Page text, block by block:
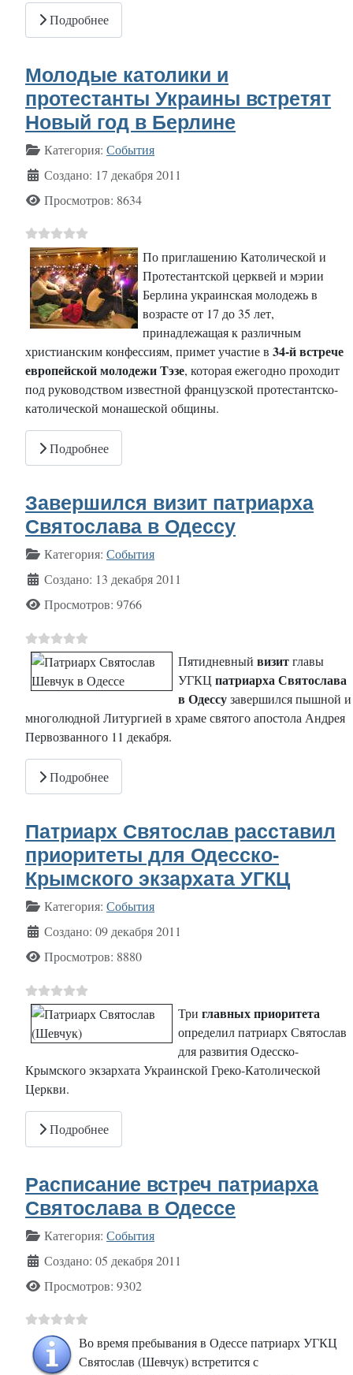
Подробнее
Молодые католики и
протестанты Украины встретят
Новый год в Берлине
Информация о материале
Категория: События
Создано: 17 декабря 2011
Просмотров: 8634
По приглашению Католической и
Протестантской церквей и мэрии
Берлина украинская молодежь в
возрасте от 17 до 35 лет,
принадлежащая к различным
христианским конфессиям, примет участие в 34-й встрече
европейской молодежи Тэзе, которая ежегодно проходит
под руководством известной французской протестантско-
католической монашеской общины.
Подробнее
Завершился визит патриарха
Святослава в Одессу
Информация о материале
Категория: События
Создано: 13 декабря 2011
Просмотров: 9766
Пятидневный визитглавы
УГКЦ патриарха Святослава
в Одессузавершился пышной и
многолюдной Литургией в храме святого апостола Андрея
Первозванного 11 декабря.
Подробнее
Патриарх Святослав расставил
приоритеты для Одесско-
Крымского экзархата УГКЦ
Информация о материале
Категория: События
Создано: 09 декабря 2011
Просмотров: 8880
Три главных приоритета
определил патриарх Святослав
для развития Одесско-
Крымского экзархата Украинской Греко-Католической
Церкви.
Подробнее
Расписание встреч патриарха
Святослава в Одессе
Информация о материале
Категория: События
Создано: 05 декабря 2011
Просмотров: 9302
Во время пребывания в Одессе патриарх УГКЦ
Святослав (Шевчук) встретится с